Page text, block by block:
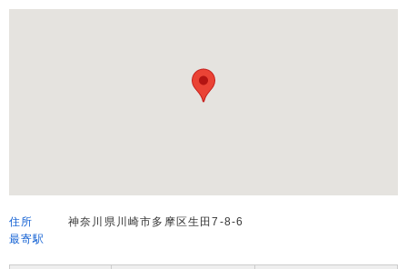
>提携企業一覧
住所
神奈川県川崎市多摩区生田7-8-6
最寄駅